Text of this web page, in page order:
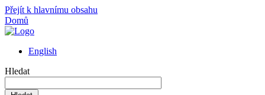
Přejít k hlavnímu obsahu
Domů
English
Hledat